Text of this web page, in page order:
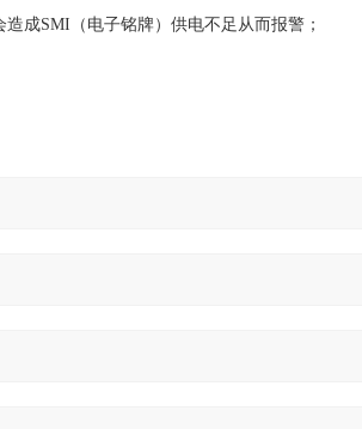
成SMI（电子铭牌）供电不足从而报警；